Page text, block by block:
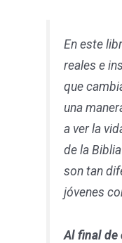
En este
reales e
que
una
a ver la
de la
son tan
jóvenes
Al final de